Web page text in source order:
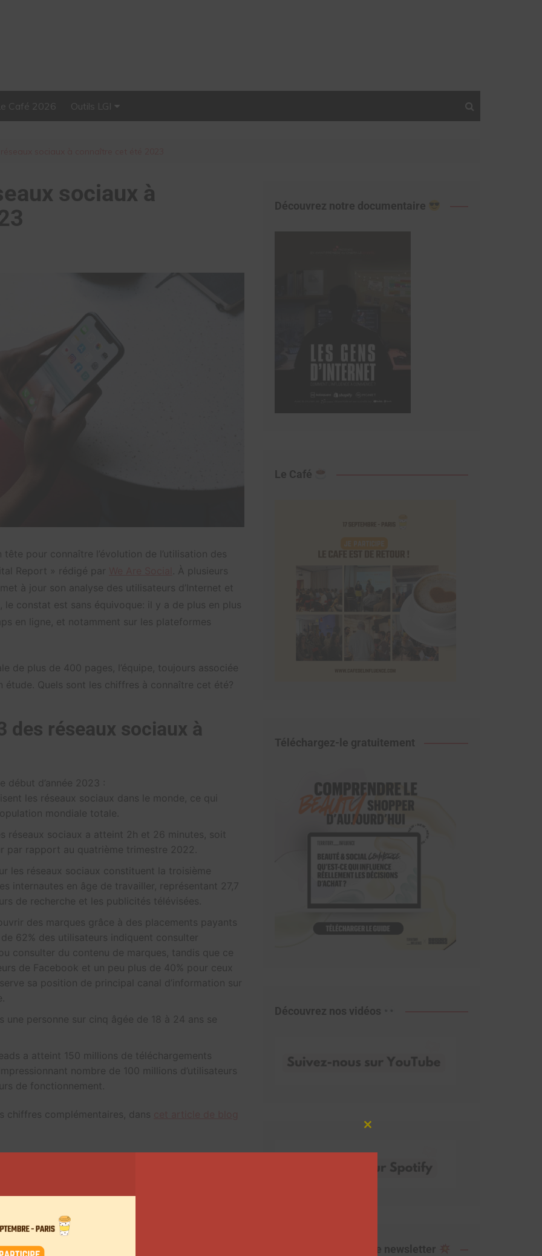
Café 2026 Outils LGI
sociaux à
tête pour connaître l’évolution de l’utilisation des
Report » rédigé par
. À plusieurs
met à jour son analyse des utilisateurs d’Internet et
constat est sans équivoque: il y a de plus en plus
en ligne, et notamment sur les plateformes
de plus de 400 pages, l’équipe, toujours associée
Quels sont les chiffres à connaître cet été?
des réseaux sociaux à
début d’année 2023 :
les réseaux sociaux dans le monde, ce qui
mondiale totale.
réseaux sociaux a atteint 2h et 26 minutes, soit
par rapport au quatrième trimestre 2022.
les réseaux sociaux constituent la troisième
internautes en âge de travailler, représentant 27,7
de recherche et les publicités télévisées.
des marques grâce à des placements payants
62% des utilisateurs indiquent consulter
consulter du contenu de marques, tandis que ce
de Facebook et un peu plus de 40% pour ceux
sa position de principal canal d’information sur
une personne sur cinq âgée de 18 à 24 ans se
a atteint 150 millions de téléchargements
nombre de 100 millions d’utilisateurs
de fonctionnement.
chiffres complémentaires, dans
Découvrez notre documentaire
Le Café
Téléchargez-le gratuitement
Découvrez nos vidéos
Abonnez-vous à notre newsletter
module